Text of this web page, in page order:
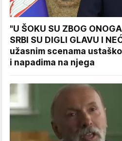
"U ŠOKU SU ZBOG
SRBI SU DIGLI GLAVU I
užasnim scenama
i napadima na njega